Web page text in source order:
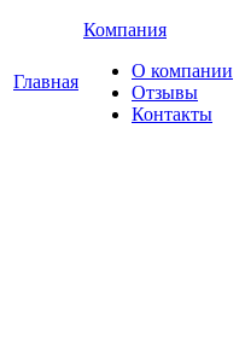
Главная
Компания
О компании
Отзывы
Контакты